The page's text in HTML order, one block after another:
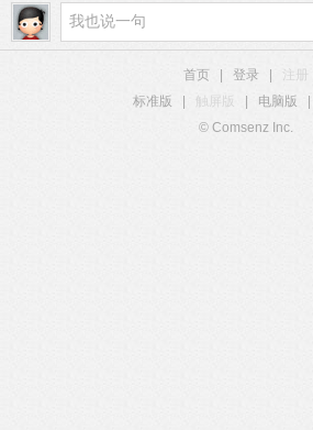
首页 登录
标准版
触屏版 电脑版
© Comsenz Inc.